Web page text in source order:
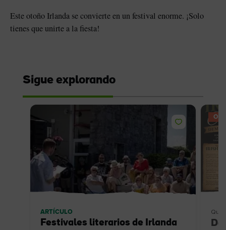
Este otoño Irlanda se convierte en un festival enorme. ¡Solo
tienes que unirte a la fiesta!
Sigue explorando
ARTÍCULO
Festivales literarios de Irlanda
Qué